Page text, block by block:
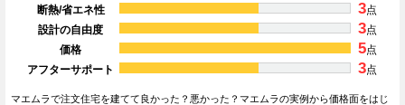
断熱/省エネ性
3点
設計の自由度
3点
価格
5点
アフターサポート
3点
マエムラで注文住宅を建てて良かった？悪かった？マエムラの実例から価格面をはじ